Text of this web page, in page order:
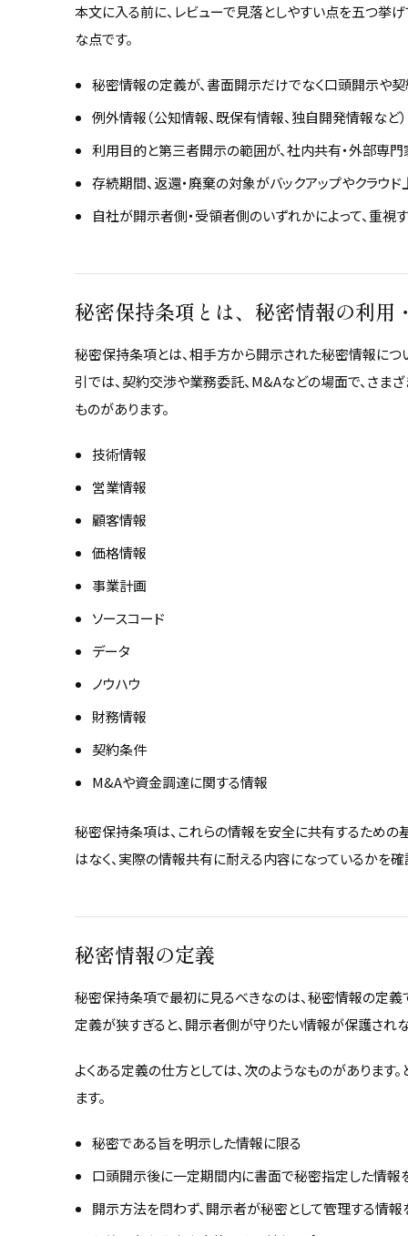
本文に入る前に、レビューで見落としやすい点を五つ挙
な点です。
秘密情報の定義が、書面開示だけでなく口頭開示や
例外情報（公知情報、既保有情報、独自開発情報など
利用目的と第三者開示の範囲が、社内共有・外部専
存続期間、返還・廃棄の対象がバックアップやクラウ
自社が開示者側・受領者側のいずれかによって、重視
秘密保持条項とは、秘密情報の利用
秘密保持条項とは、相手方から開示された秘密情報に
引では、契約交渉や業務委託、M&Aなどの場面で、さま
ものがあります。
技術情報
営業情報
顧客情報
価格情報
事業計画
ソースコード
データ
ノウハウ
財務情報
契約条件
M&Aや資金調達に関する情報
秘密保持条項は、これらの情報を安全に共有するための
はなく、実際の情報共有に耐える内容になっているかを確
秘密情報の定義
秘密保持条項で最初に見るべきなのは、秘密情報の定義
定義が狭すぎると、開示者側が守りたい情報が保護され
よくある定義の仕方としては、次のようなものがありま
ます。
秘密である旨を明示した情報に限る
口頭開示後に一定期間内に書面で秘密指定した情報
開示方法を問わず、開示者が秘密として管理する情報